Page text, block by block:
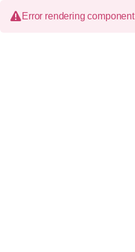
Error rendering component